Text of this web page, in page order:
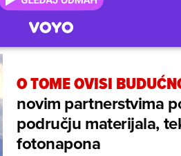
O TOME OVISI
novim partnerstvima
području materijala,
fotonapona